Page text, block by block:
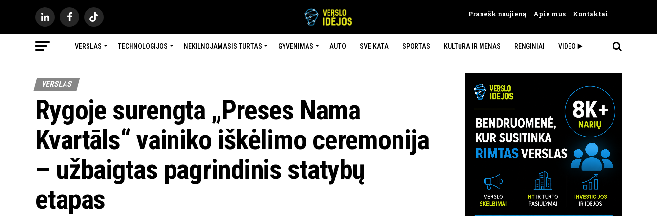
Pranešk naujieną Apie mus Kontaktai
VERSLAS TECHNOLOGIJOS NEKILNOJAMASIS TURTAS GYVENIMAS AUTO SVEIKATA SPORTAS KULTŪRA IR MENAS RENGINIAI VIDEO ▶️
VERSLAS
Rygoje surengta „Preses Nama
Kvartāls“ vainiko iškėlimo ceremonija
– užbaigtas pagrindinis statybų
etapas